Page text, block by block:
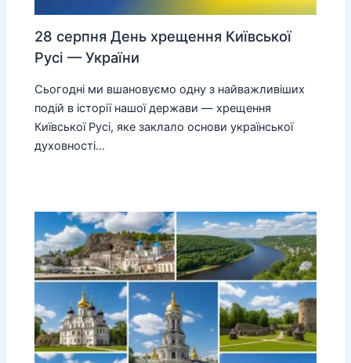
28 серпня День хрещення Київської
Русі — України
Сьогодні ми вшановуємо одну з найважливіших
подій в історії нашої держави — хрещення
Київської Русі, яке заклало основи української
духовності…